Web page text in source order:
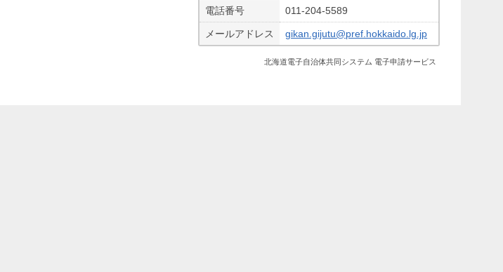
電話番号 011-204-5589
メールアドレス gikan.gijutu@pref.hokkaido.lg.jp
北海道電子自治体共同システム 電子申請サービス